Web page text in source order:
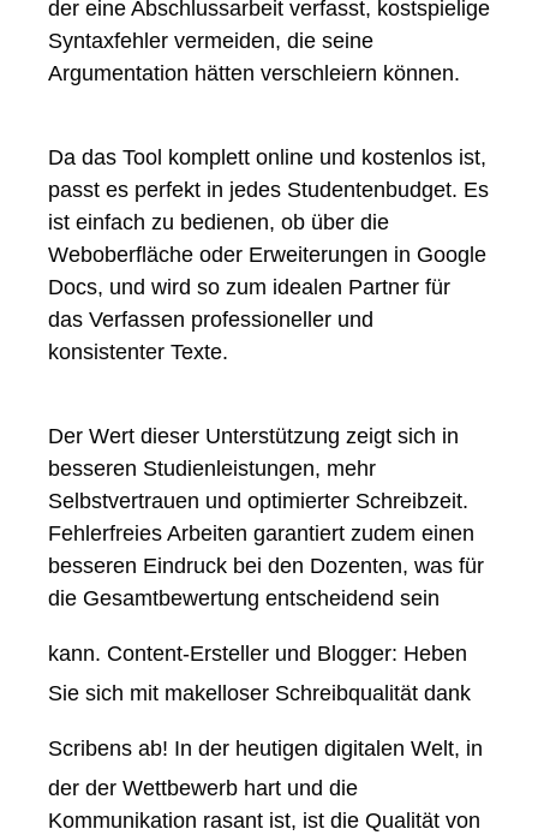
der eine Abschlussarbeit verfasst, kostspielige
Syntaxfehler vermeiden, die seine
Argumentation hätten verschleiern können.
Da das Tool komplett online und kostenlos ist,
passt es perfekt in jedes Studentenbudget. Es
ist einfach zu bedienen, ob über die
Weboberfläche oder Erweiterungen in Google
Docs, und wird so zum idealen Partner für
das Verfassen professioneller und
konsistenter Texte.
Der Wert dieser Unterstützung zeigt sich in
besseren Studienleistungen, mehr
Selbstvertrauen und optimierter Schreibzeit.
Fehlerfreies Arbeiten garantiert zudem einen
besseren Eindruck bei den Dozenten, was für
die Gesamtbewertung entscheidend sein
kann. Content-Ersteller und Blogger: Heben
Sie sich mit makelloser Schreibqualität dank
Scribens ab! In der heutigen digitalen Welt, in
der der Wettbewerb hart und die
Kommunikation rasant ist, ist die Qualität von